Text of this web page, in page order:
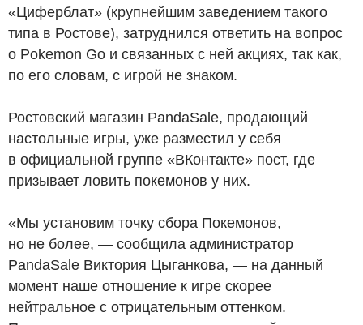
«Циферблат» (крупнейшим заведением такого
типа в Ростове), затруднился ответить на вопрос
о Pokemon Go и связанных с ней акциях, так как,
по его словам, с игрой не знаком.
Ростовский магазин PandaSale, продающий
настольные игры, уже разместил у себя
в официальной группе «ВКонтакте» пост, где
призывает ловить покемонов у них.
«Мы установим точку сбора Покемонов,
но не более, — сообщила администратор
PandaSale Виктория Цыганкова, — на данный
момент наше отношение к игре скорее
нейтральное с отрицательным оттенком.